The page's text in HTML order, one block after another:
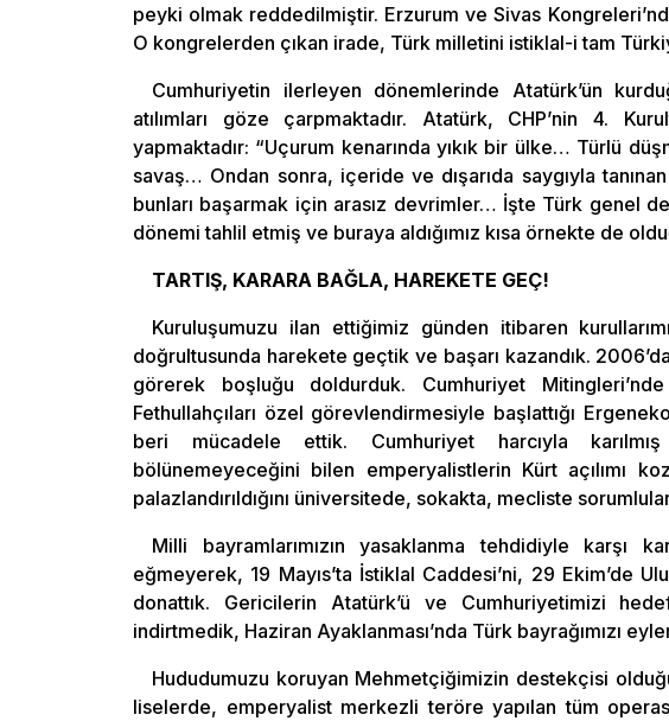
peyki olmak reddedilmiştir. Erzurum ve Sivas
O kongrelerden çıkan irade, Türk milletini istiklal-i tam
Cumhuriyetin ilerleyen dönemlerinde Atatürk’ün
atılımları göze çarpmaktadır. Atatürk, CHP’nin 4.
yapmaktadır: “Uçurum kenarında yıkık bir ülke… Türlü
savaş… Ondan sonra, içeride ve dışarıda saygıyla
bunları başarmak için arasız devrimler… İşte Türk genel
dönemi tahlil etmiş ve buraya aldığımız kısa örnekte de
TARTIŞ, KARARA BAĞLA, HAREKETE GEÇ!
Kuruluşumuzu ilan ettiğimiz günden itibaren
doğrultusunda harekete geçtik ve başarı kazandık.
görerek boşluğu doldurduk. Cumhuriyet
Fethullahçıları özel görevlendirmesiyle başlattığı
beri mücadele ettik. Cumhuriyet harcıyla
bölünemeyeceğini bilen emperyalistlerin Kürt açılımı
palazlandırıldığını üniversitede, sokakta, mecliste
Milli bayramlarımızın yasaklanma tehdidiyle karşı
eğmeyerek, 19 Mayıs’ta İstiklal Caddesi’ni, 29 Ekim’de
donattık. Gericilerin Atatürk’ü ve Cumhuriyetimizi
indirtmedik, Haziran Ayaklanması’nda Türk bayrağımızı
Hududumuzu koruyan Mehmetçiğimizin destekçisi
liselerde, emperyalist merkezli teröre yapılan tüm